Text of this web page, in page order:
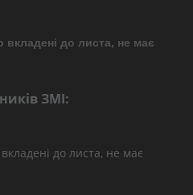
до листа, не має
ЗМІ:
до листа, не має